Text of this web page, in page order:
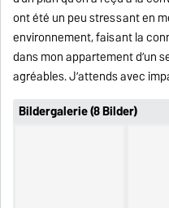
ont été un peu stressant en
environnement, faisant la
dans mon appartement d’un
agréables. J’attends avec
Bildergalerie (8 Bilder)